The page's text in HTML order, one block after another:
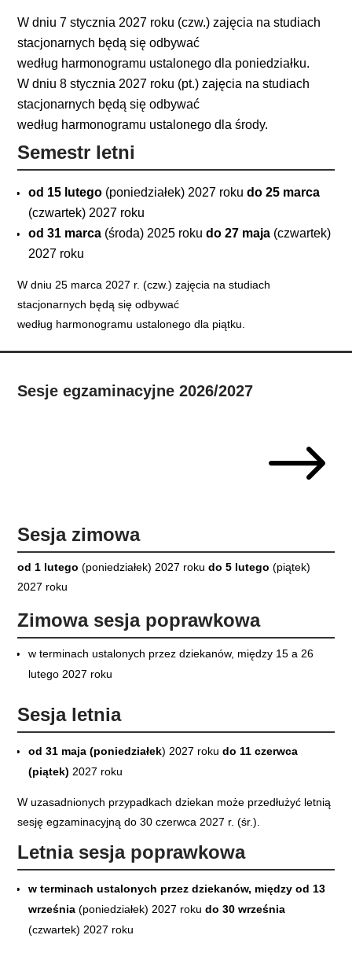
W dniu 7 stycznia 2027 roku (czw.) zajęcia na studiach
stacjonarnych będą się odbywać
według harmonogramu ustalonego dla poniedziałku.
W dniu 8 stycznia 2027 roku (pt.) zajęcia na studiach
stacjonarnych będą się odbywać
według harmonogramu ustalonego dla środy.
Semestr letni
od 15 lutego (poniedziałek) 2027 roku do 25 marca
(czwartek) 2027 roku
od 31 marca (środa) 2025 rokudo 27 maja (czwartek)
2027 roku
W dniu 25 marca 2027 r. (czw.) zajęcia na studiach
stacjonarnych będą się odbywać
według harmonogramu ustalonego dla piątku.
Sesje egzaminacyjne 2026/2027
$
Sesja zimowa
od 1 lutego (poniedziałek) 2027 rokudo 5 lutego (piątek)
2027 roku
Zimowa sesja poprawkowa
w terminach ustalonych przez dziekanów, między 15 a 26
lutego 2027 roku
Sesja letnia
od 31 maja (poniedziałek) 2027 rokudo 11 czerwca
(piątek) 2027 roku
W uzasadnionych przypadkach dziekan może przedłużyć letnią
sesję egzaminacyjną do 30 czerwca 2027 r. (śr.).
Letnia sesja poprawkowa
w terminach ustalonych przez dziekanów, między od 13
września (poniedziałek) 2027 rokudo 30 września
(czwartek) 2027 roku